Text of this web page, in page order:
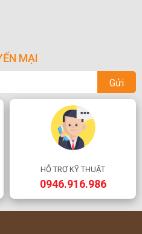
MẠI
Gửi
HỖ TRỢ KỸ THUẬT
0946.916.986